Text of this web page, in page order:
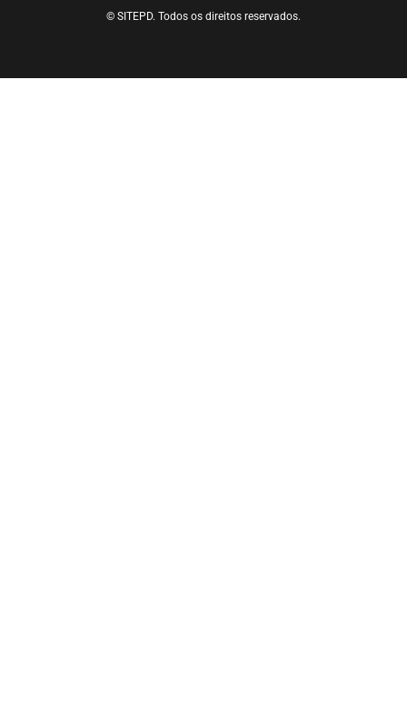
© SITEPD. Todos os direitos reservados.